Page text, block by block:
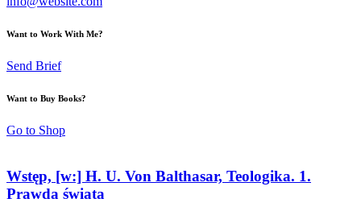
Want to Work With Me?
Send Brief
Want to Buy Books?
Go to Shop
Wstęp, [w:] H. U. Von Balthasar, Teologika. 1.
Prawda świata